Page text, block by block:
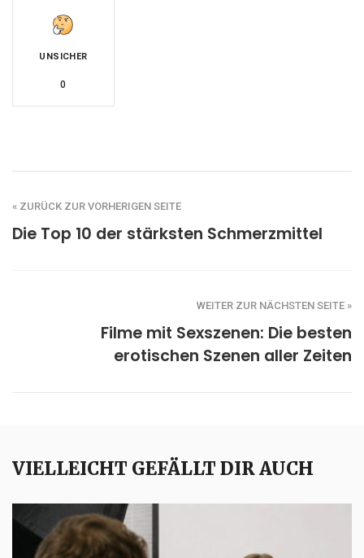
UNSICHER
0
« ZURÜCK ZUR VORHERIGEN SEITE
Die Top 10 der stärksten Schmerzmittel
WEITER ZUR NÄCHSTEN SEITE »
Filme mit Sexszenen: Die besten
erotischen Szenen aller Zeiten
VIELLEICHT GEFÄLLT DIR AUCH